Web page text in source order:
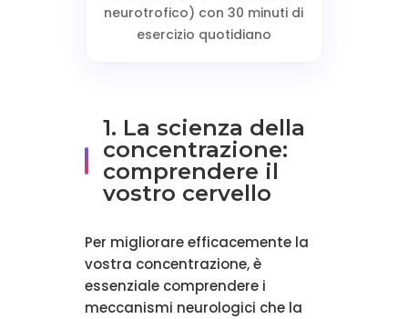
neurotrofico) con 30 minuti di
esercizio quotidiano
1. La scienza della
concentrazione:
comprendere il
vostro cervello
Per migliorare efficacemente la
vostra concentrazione, è
essenziale comprendere i
meccanismi neurologici che la